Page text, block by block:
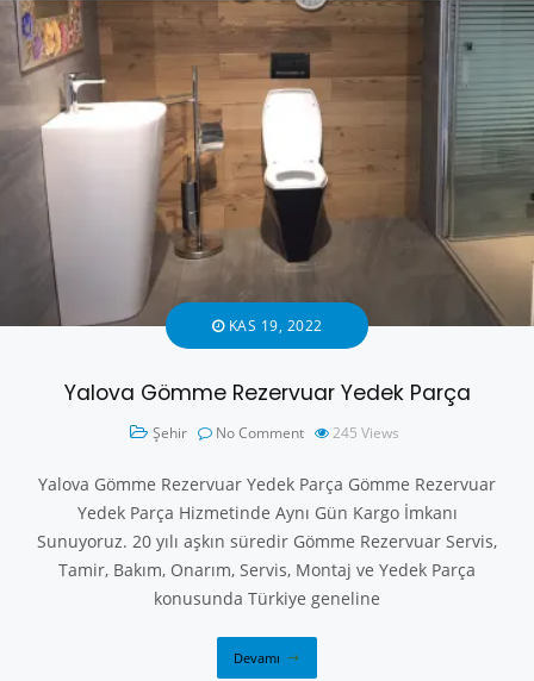
KAS 19, 2022
Yalova Gömme Rezervuar Yedek Parça
Şehir No Comment 245 Views
Yalova Gömme Rezervuar Yedek Parça Gömme Rezervuar
Yedek Parça Hizmetinde Aynı Gün Kargo İmkanı
Sunuyoruz. 20 yılı aşkın süredir Gömme Rezervuar Servis,
Tamir, Bakım, Onarım, Servis, Montaj ve Yedek Parça
konusunda Türkiye geneline
Devamı